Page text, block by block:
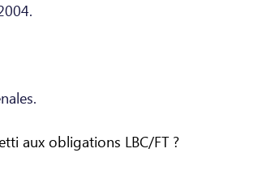
aux obligations LBC/FT ?